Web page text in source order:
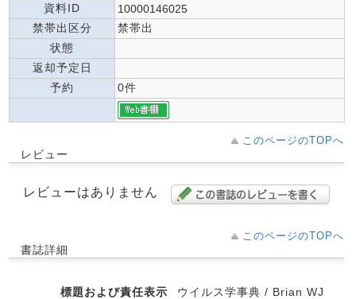
資料ID
10000146025
禁帯出区分
禁帯出
状態
返却予定日
予約
0件
このページのTOPへ
レビュー
レビューはありません
このページのTOPへ
書誌詳細
標題および責任表示
ウイルス学事典 / Brian WJ